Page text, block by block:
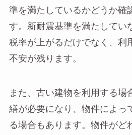
準を満たしているかどうか確
す。新耐震基準を満たしてい
税率が上がるだけでなく、利
不安が残ります。
また、古い建物を利用する場
繕が必要になり、物件によっ
る場合もあります。物件がど